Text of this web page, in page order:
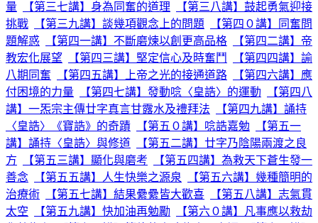
量
【第三七講】身為同奮的道理
【第三八講】鼓起勇氣迎接
挑戰
【第三九講】談幾項觀念上的問題
【第四０講】同奮問
題解惑
【第四一講】不斷磨煉以創更高品格
【第四二講】帝
教宏化展望
【第四三講】堅定信心及時奮鬥
【第四四講】諭
八期同奮
【第四五講】上帝之光的接通道路
【第四六講】應
付困境的力量
【第四七講】發動唸〈皇誥〉的運動
【第四八
講】一炁宗主傳廿字真言甘露水及禮拜法
【第四九講】誦持
〈皇誥〉《寶誥》的奇蹟
【第五０講】唸誥嘉勉
【第五一
講】誦持〈皇誥〉與修道
【第五二講】廿字乃陰陽兩渡之良
方
【第五三講】顯化與磨考
【第五四講】為救天下蒼生發一
善念
【第五五講】人生快樂之源泉
【第五六講】幾種簡明的
治療術
【第五七講】結果纍纍皆大歡喜
【第五八講】志氣貫
太空
【第五九講】快加油再勉勵
【第六０講】凡事應以救劫